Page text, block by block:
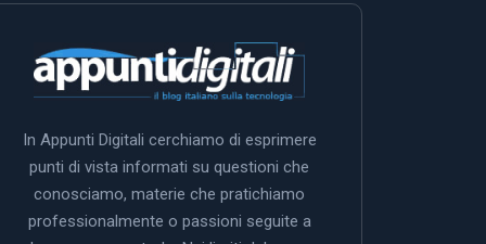
In Appunti Digitali cerchiamo di esprimere
punti di vista informati su questioni che
conosciamo, materie che pratichiamo
professionalmente o passioni seguite a